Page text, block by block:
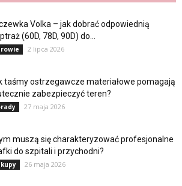
Volka – jak dobrać odpowiednią
(60D, 78D, 90D) do...
2 lipca 2026
taśmy ostrzegawcze materiałowe pomagają
zabezpieczyć teren?
27 maja 2026
muszą się charakteryzować profesjonalne
do szpitali i przychodni?
26 maja 2026